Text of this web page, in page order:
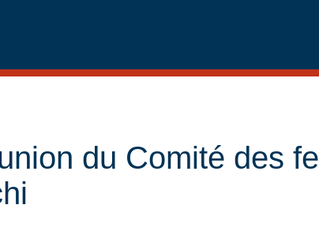
du Comité des